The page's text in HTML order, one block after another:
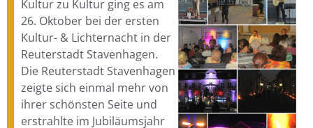
Kultur zu Kultur ging es am
26. Oktober bei der ersten
Kultur- & Lichternacht in der
Reuterstadt Stavenhagen.
Die Reuterstadt Stavenhagen
zeigte sich einmal mehr von
ihrer schönsten Seite und
erstrahlte im Jubiläumsjahr